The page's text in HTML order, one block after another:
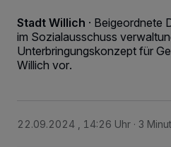
Stadt Willich · Beigeordnete
im Sozialausschuss
Unterbringungskonzept für
Willich vor.
22.09.2024 , 14:26 Uhr 3